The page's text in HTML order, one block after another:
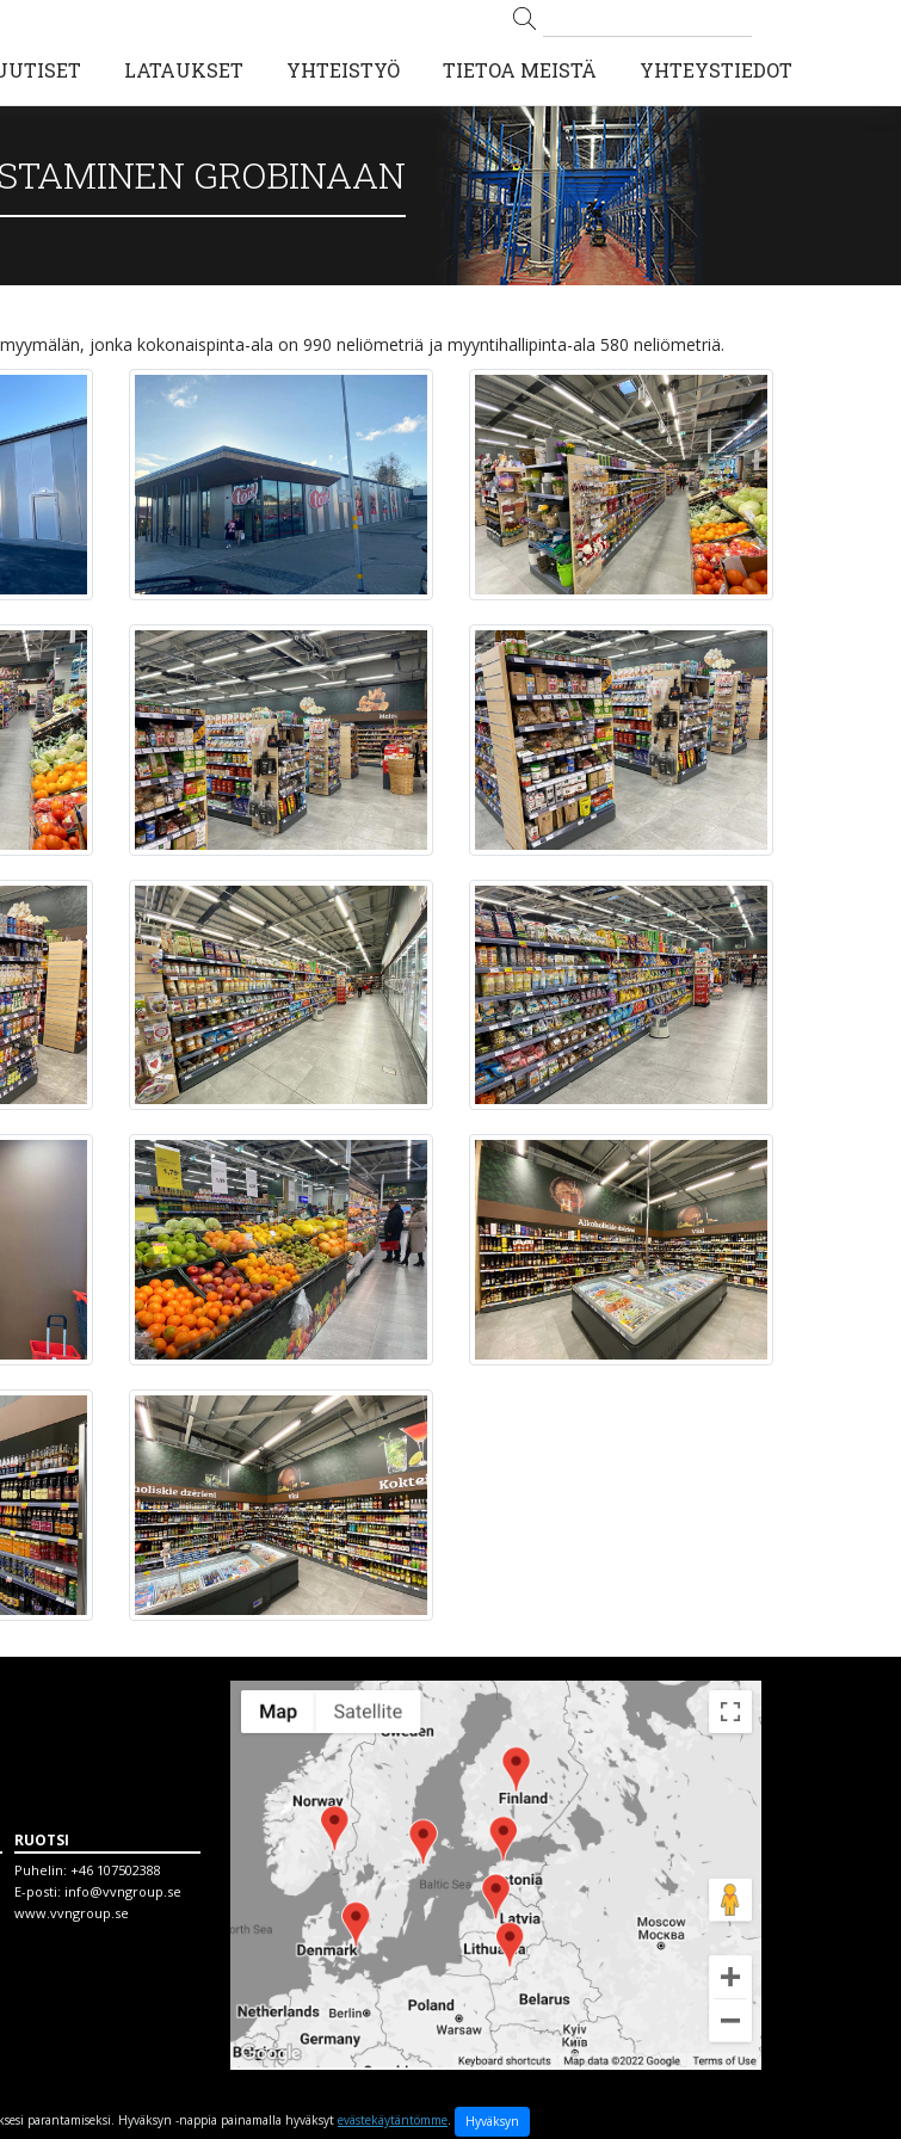
LATAUKSET YHTEISTYÖ TIETOA MEISTÄ YHTEYSTIEDOT
GROBINAAN
jonka kokonaispinta-ala on 990 neliömetriä ja myyntihallipinta-ala 580 neliömetriä.
RUOTSI
Puhelin: +46 107502388
E-posti: info@vvngroup.se
www.vvngroup.se
parantamiseksi. Hyväksyn -nappia painamalla hyväksyt evästekäytäntömme. Hyväksyn